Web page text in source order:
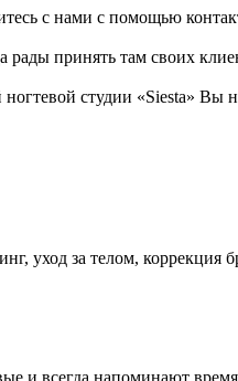
с нами с помощью
рады принять там своих
студии «Siesta» Вы
уход за телом, коррекция
и всегда напоминают